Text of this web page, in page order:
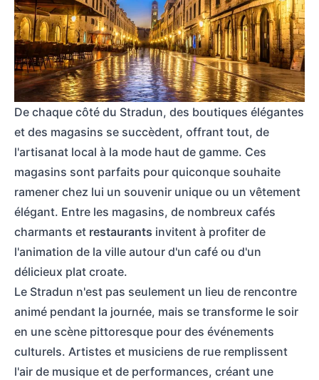
Stradun de nuit à Dubrovnik, Croatie, connu comme décor pour Canto
De chaque côté du Stradun, des boutiques élégantes
et des magasins se succèdent, offrant tout, de
l'artisanat local à la mode haut de gamme. Ces
magasins sont parfaits pour quiconque souhaite
ramener chez lui un souvenir unique ou un vêtement
élégant. Entre les magasins, de nombreux cafés
charmants et restaurants invitent à profiter de
l'animation de la ville autour d'un café ou d'un
délicieux plat croate.
Le Stradun n'est pas seulement un lieu de rencontre
animé pendant la journée, mais se transforme le soir
en une scène pittoresque pour des événements
culturels. Artistes et musiciens de rue remplissent
l'air de musique et de performances, créant une